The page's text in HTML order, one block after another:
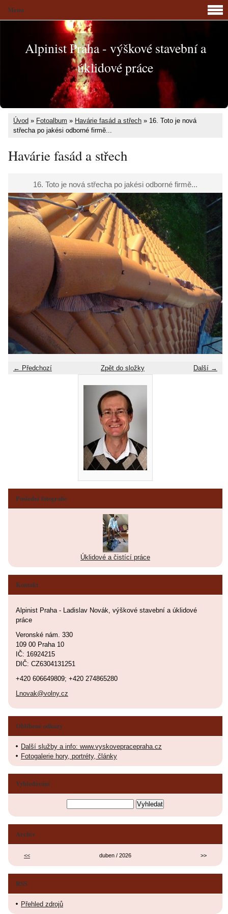
Alpinist Praha - výškové stavební a
úklidové práce
Úvod » Fotoalbum » Havárie fasád a střech » 16. Toto je nová
střecha po jakési odborné firmě...
Havárie fasád a střech
16. Toto je nová střecha po jakési odborné firmě...
← Předchozí Další →
Zpět do složky
Menu
Poslední fotografie
Úklidové a čistící práce
Kontakt
Alpinist Praha - Ladislav Novák, výškové stavební a úklidové
práce
Veronské nám. 330
109 00 Praha 10
IČ: 16924215
DIČ: CZ6304131251
+420 606649809; +420 274865280
Lnovak@volny.cz
Oblíbené odkazy
Další služby a info: www.vyskovepracepraha.cz
Fotogalerie hory, portréty, články
Vyhledávání
Archiv
<< duben / 2026 >>
RSS
Přehled zdrojů